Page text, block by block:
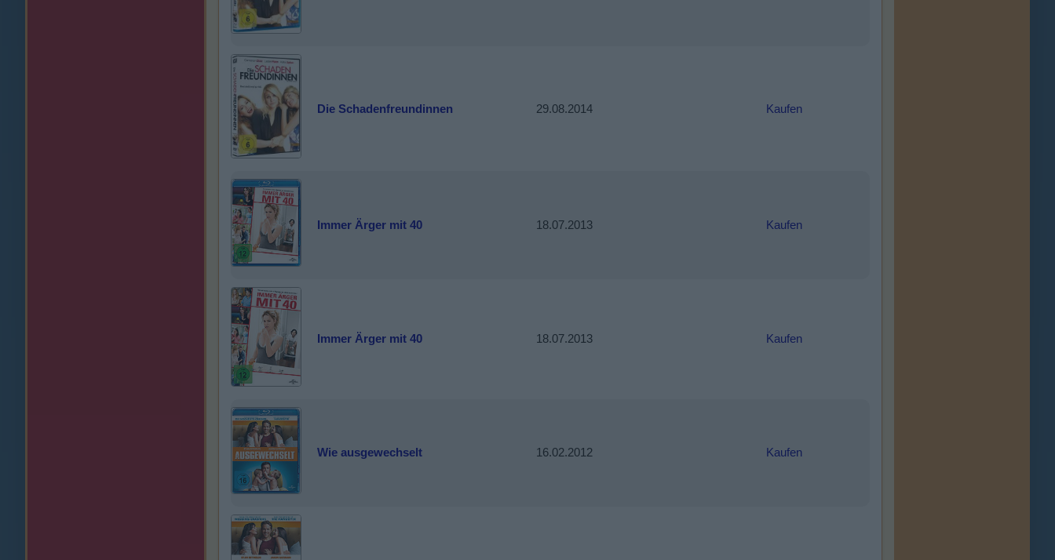
Die Schadenfreundinnen 29.08.2014 Kaufen
Immer Ärger mit 40 18.07.2013 Kaufen
Immer Ärger mit 40 18.07.2013 Kaufen
Wie ausgewechselt 16.02.2012 Kaufen